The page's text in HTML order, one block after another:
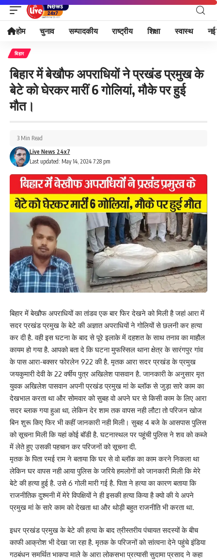
होम चुनाव सम्पादकीय राष्ट्रीय शिक्षा स्वास्थ नई
बिहार
बिहार में बेखौफ अपराधियों ने प्रखंड प्रमुख के
बेटे को घेरकर मारीं 6 गोलियां, मौके पर हुई
मौत।
Last updated: May 14, 2024 7:28 pm
Live News 24x7
3 Min Read
बिहार में बेखौफ अपराधियों का तांडव एक बार फिर देखने को मिली है जहां आरा में
सदर प्रखंड प्रमुख के बेटे की अज्ञात अपराधियों ने गोलियों से छलनी कर हत्या
कर दी है. वही इस घटना के बाद से पूरे इलाके में दहशत के साथ तनाव का माहौल
कायम हो गया है. आपको बता दे कि घटना मुफस्सिल थाना क्षेत्र के सारंगपुर गांव
के पास आरा-बक्सर फोरलेन 922 की है. मृतक आरा सदर प्रखंड के प्रमुख
जयकुमारी देवी के 22 वर्षीय पुत्र अखिलेश पासवान है. जानकारी के अनुसार मृत
युवक अखिलेश पासवान अपनी प्रखंड प्रमुख मां के ब्लॉक से जुड़ा सारे काम का
देखभाल करता था और सोमवार को सुबह वो अपने घर से किसी काम के लिए आरा
सदर ब्लाक गया हुआ था, लेकिन देर शाम तक वापस नही लौटा तो परिजन खोज
बिन शुरू किए फिर भी कहीं जानकारी नही मिली। सुबह 4 बजे के आसपास पुलिस
को सूचना मिली कि यहां कोई बॉडी है. घटनास्थल पर पहूंची पुलिस ने शव को कब्जे
में लेते हुए उसकी पहचान कर परिजनों को सूचना दी.
मृतक के पिता रमई राम ने बताया कि घर से वो ब्लॉक का काम करने निकला था
लेकिन घर वापस नही आया पुलिस के जरिये हमलोगों को जानकारी मिली कि मेरे
बेटे की हत्या हुई है. उसे 6 गोली मारी गई है. पिता ने हत्या का कारण बताया कि
राजनीतिक दुश्मनी में मेरे विपक्षियों ने ही इसकी हत्या किया है क्यो की ये अपने
प्रमुख मां के सारे काम को देखता था और थोड़ी बहुत राजनीति भी करता था.
इधर प्रखंड प्रमुख के बेटे की हत्या के बाद त्रीस्तरीय पंचायत सदस्यों के बीच
काफी आक्रोश भी देखा जा रहा है. मृतक के परिजनों को सांत्वना देने पहुंचे इंडिया
गठबंधन समर्थित भाकपा माले के आरा लोकसभा प्रत्यासी सुदामा प्रसाद ने कहा